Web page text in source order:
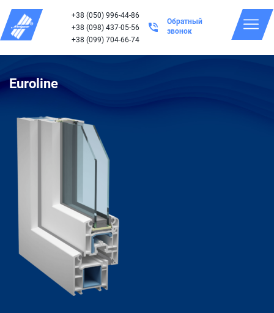
+38 (050) 996-44-86
+38 (098) 437-05-56
+38 (099) 704-66-74
Обратный
звонок
Euroline